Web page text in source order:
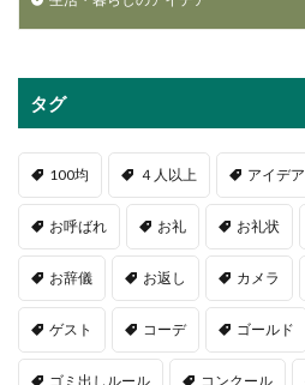
タグ
100均 ４人以上 アイデア
お呼ばれ お礼 お礼状
お辞儀 お返し カメラ
ゲスト コーデ ゴールド
ゴミ出しルール コンクール